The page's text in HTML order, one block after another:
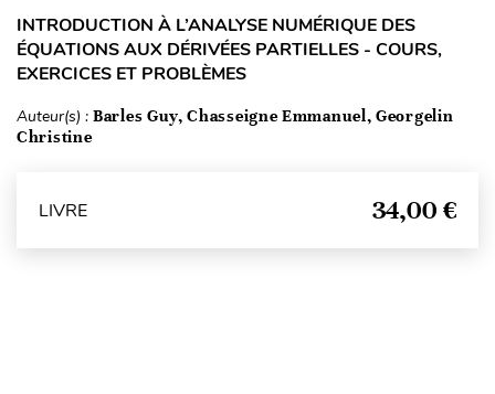
INTRODUCTION À L’ANALYSE NUMÉRIQUE DES
ÉQUATIONS AUX DÉRIVÉES PARTIELLES - COURS,
EXERCICES ET PROBLÈMES
Auteur(s) : Barles Guy, Chasseigne Emmanuel, Georgelin
Christine
LIVRE 34,00 €